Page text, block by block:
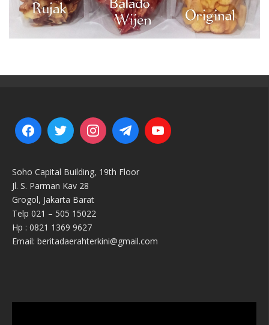
Soho Capital Building, 19th Floor
Jl. S. Parman Kav 28
Grogol, Jakarta Barat
Telp 021 – 505 15022
Hp : 0821 1369 9627
Email: beritadaerahterkini@gmail.com